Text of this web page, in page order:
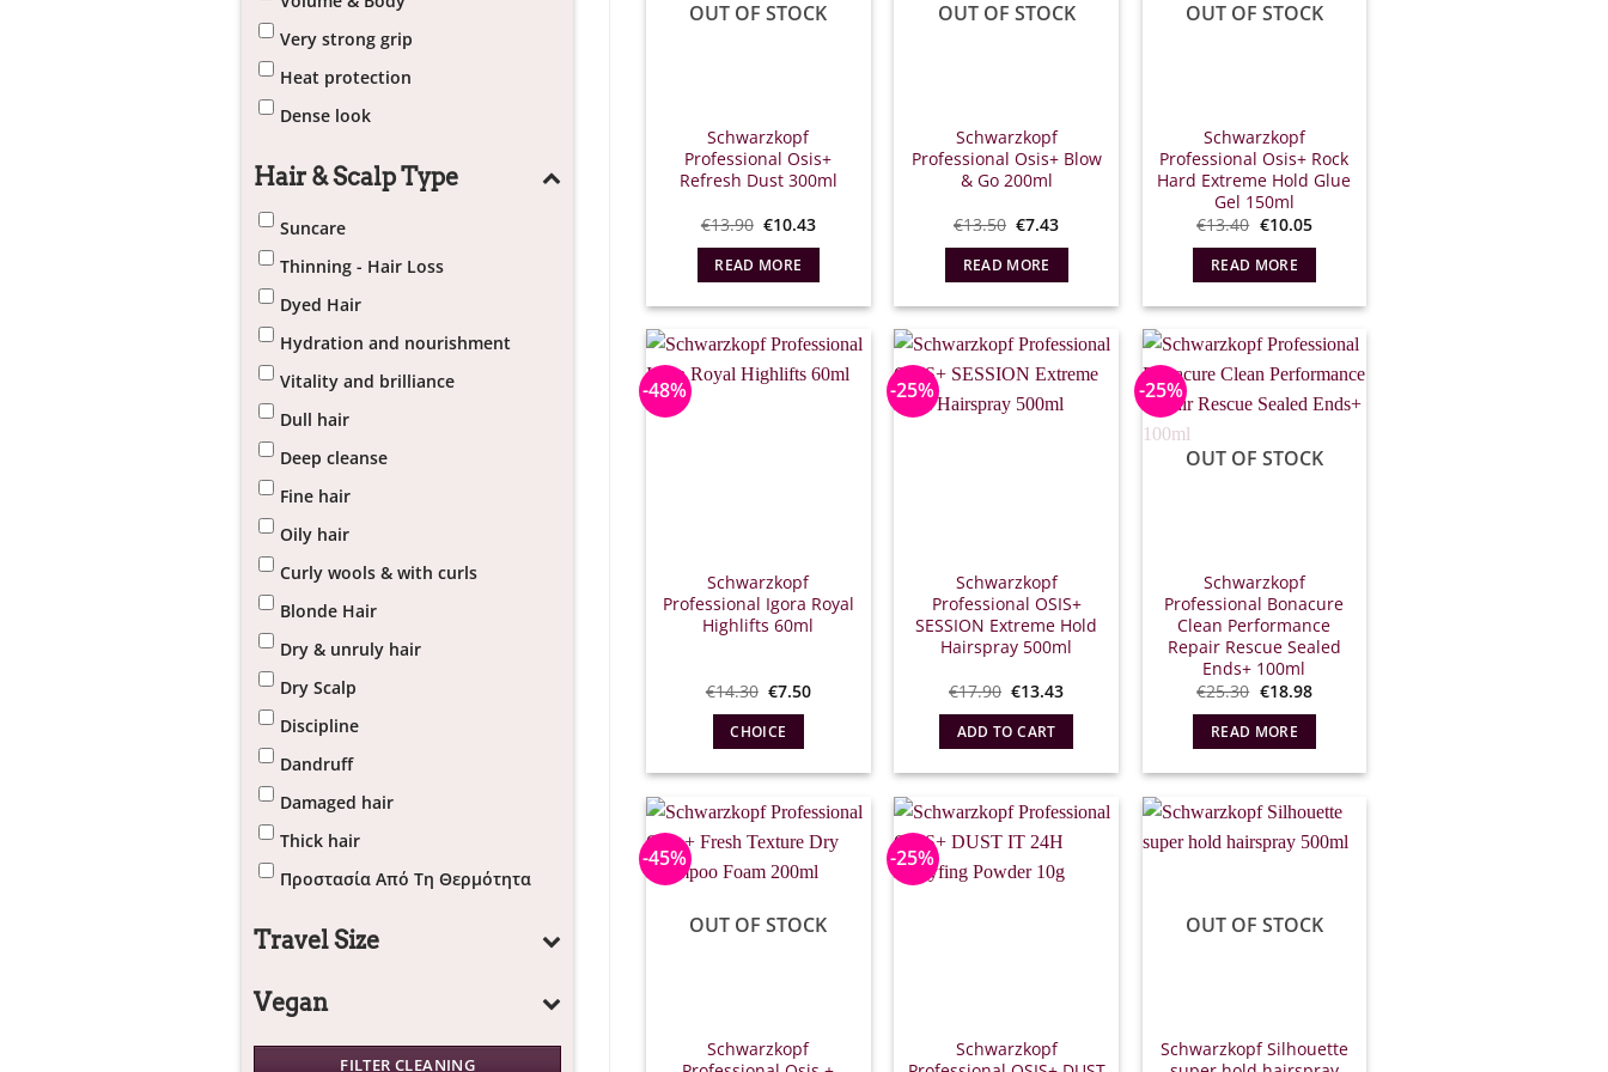
Very strong grip
Heat protection
Dense look
Hair & Scalp Type
Suncare
Thinning - Hair Loss
Dyed Hair
Hydration and nourishment
Vitality and brilliance
Dull hair
Deep cleanse
Fine hair
Oily hair
Curly wools & with curls
Blonde Hair
Dry & unruly hair
Dry Scalp
Discipline
Dandruff
Damaged hair
Thick hair
Προστασία Από Τη Θερμότητα
Travel Size
Vegan
FILTER CLEANING
OUT OF STOCK
Schwarzkopf
Professional Osis+
Refresh Dust 300ml
€13.90 Original
was:
€13.90.
€10.43The
READ MORE
OUT OF STOCK
Schwarzkopf
Professional Osis+ Blow
& Go 200ml
€13.50 Original
what:
€13.50.
€7.43Η
READ MORE
OUT OF STOCK
Schwarzkopf
Professional Osis+ Rock
Hard Extreme Hold Glue
Gel 150ml
€13.40 Original
what:
€13.40.
€10.05The
READ MORE
-48%
Schwarzkopf
Professional Igora Royal
Highlifts 60ml
€14.30 Original
was:
€14.30.
€7.50Η
CHOICE
προϊόν
έχει
πολλαπλές
Οι
επιλεγούν
στη
-25%
Schwarzkopf
Professional OSIS+
SESSION Extreme Hold
Hairspray 500ml
€17.90 Original
what:
€17.90.
€13.43Η
ADD TO CART
-25%
OUT OF STOCK
Schwarzkopf
Professional Bonacure
Clean Performance
Repair Rescue Sealed
Ends+ 100ml
€25.30 Original
what:
€25.30.
€18.98Η
READ MORE
-45%
OUT OF STOCK
Schwarzkopf
-25%
Schwarzkopf
OUT OF STOCK
Schwarzkopf Silhouette